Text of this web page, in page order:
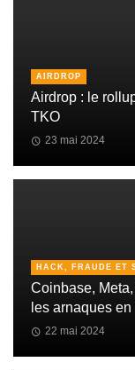
AIRDROP
Airdrop : le
TKO
23 mai 2024
HACK, FRAUDE ET
Coinbase,
les arnaques
22 mai 2024